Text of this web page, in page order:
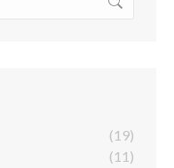
(19)
(11)